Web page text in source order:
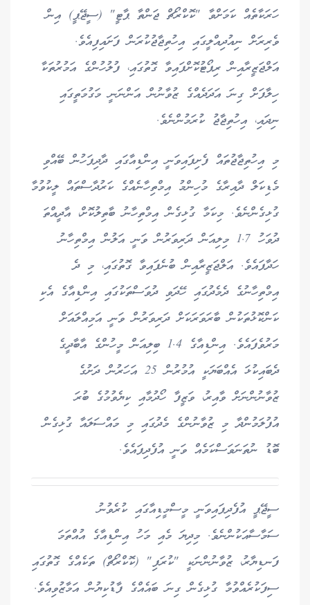
ހަރަކާތެއް ކަމަށްވާ "ކޮކްރޯޗް ޖަންތާ ޕާޓީ" (ސީޖޭޕީ) އިން
ވެރިރަށް ނިއުދިއްލީގައި އިހުތިޖާޖުކުރަން ފަށައިފިއެވެ.
އަލްޖަޒީރާއިން ރިޕޯޓުކޮށްފައިވާ ގޮތުގައި، ފުލުހުންގެ އަމުރުތަކާ
ހިލާފަށް ގިނަ އަދަދެއްގެ ޒުވާނުން އަންނަނީ މަގުމަތީގައި
ނިދައި، އިހުތިޖާޖު ކުރަމުންނެވެ.
މި އިހުތިޖާޖުތައް ފެށިފައިވަނީ އިންޑިއާގައި ދާދިފަހުން ބޭއްވި
މެޑިކަލް ދާއިރާގެ މުހިންމު އިމްތިހާނެއްގެ ކަރުދާސްތައް ލީކުވުމާ
ގުޅިގެންނެވެ. މިކަމާ ގުޅިގެން އިމްތިހާނު ބާތިލުކޮށް، އާދީއްތަ
ދުވަހު 1.7 މިލިއަން ދަރިވަރުން ވަނީ އަލުން އިމްތިހާނު
ހަދާފައެވެ. އަލްޖަޒީރާއިން ބުނެފައިވާ ގޮތުގައި، މި ދެ
އިމްތިހާނުގެ ދެމެދުގައި ހޭދަވި ދުވަސްތަކުގައި އިންޑިއާގެ އެކި
ކަންކޮޅުތަކުން ބާރަވަރަކަށް ދަރިވަރުން ވަނީ އަމިއްލައަށް
މަރުވެފައެވެ. އިންޑިއާގެ 1.4 ބިލިއަން މީހުންގެ އާބާދީގެ
ދެބައިކުޅަ އެއްބަޔަކީ އުމުރުން 25 އަހަރުން ދަށުގެ
ޒުވާނުންނަށް ވާއިރު، ވަޒީފާ ހޯދުމާއި ކިޔެވުމުގެ ބުރަ
އުފުލަމުންދާ މި ޒުވާނުންގެ މެދުގައި މި މައްސަލައާ ގުޅިގެން
ބޮޑު ނުތަނަވަސްކަމެއް ވަނީ އުފެދިފައެވެ.
ސީޖޭޕީ އުފެދިފައިވަނީ މީސްމީޑިއާގައި ކުރެވުނު
ސަމާސާއަކުންނެވެ. މިދިޔަ މެއި މަހު އިންޑިއާގެ އުއްތަމަ
ފަނޑިޔާރު، ޒުވާނުންނަކީ "ކުރަފި" (ކޮކްރޯޗް) ތަކެއްގެ ގޮތުގައި
ސިފަކުރެއްވުމާ ގުޅިގެން ގިނަ ބައެއްގެ ފާޑުކިޔުން އަމާޒުވިއެވެ.